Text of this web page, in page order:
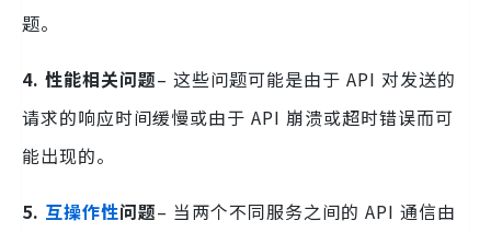
题。
4. 性能相关问题– 这些问题可能是由于 API 对发送的
请求的响应时间缓慢或由于 API 崩溃或超时错误而可
能出现的。
5. 互操作性问题– 当两个不同服务之间的 API 通信由